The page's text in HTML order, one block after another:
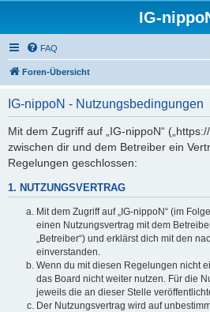
IG-
FAQ
Foren-Übersicht
IG-nippoN - Nutzungsbedingungen
Mit dem Zugriff auf „IG-nippoN“
zwischen dir und dem Betreiber ein
Regelungen geschlossen:
1. NUTZUNGSVERTRAG
Mit dem Zugriff auf „IG-nippoN“ (im
einen Nutzungsvertrag mit dem
„Betreiber“) und erklärst dich mit den
einverstanden.
Wenn du mit diesen Regelungen nicht
das Board nicht weiter nutzen. Für die
jeweils die an dieser Stelle
Der Nutzungsvertrag wird auf